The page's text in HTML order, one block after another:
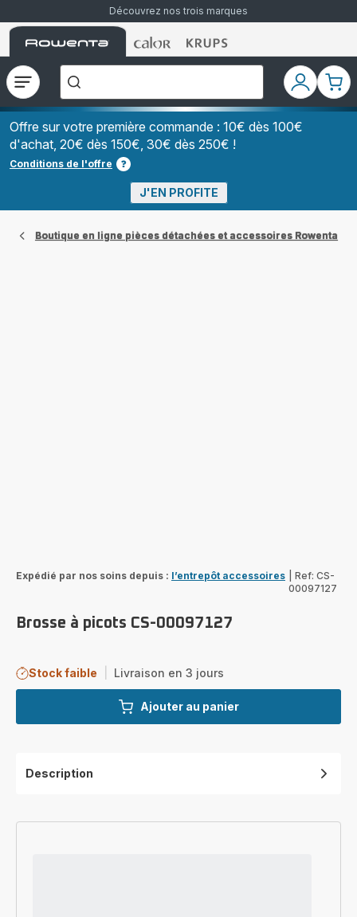
Découvrez nos trois marques
Accueil
Rowenta
Accueil
Rowenta
Accueil
Rowenta
Ouvrir
le
menu
recherchez-
vous
?","Aspirateurs
à
Grains","Centrales
Vapeurs","Sèche
Cheveux"]
Mon
compte
Mon
Offre sur votre première commande : 10€ dès 100€
d'achat, 20€ dès 150€, 30€ dès 250€ !
Conditions de l'offre
J'EN PROFITE
Boutique en ligne pièces détachées et accessoires Rowenta
Expédié par nos soins depuis : l’entrepôt accessoires
Ref: CS-
00097127
Brosse à picots CS-00097127
Stock faible Livraison en 3 jours
Ajouter au panier
Description